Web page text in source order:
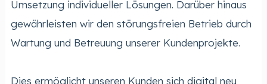
Umsetzung individueller Lösungen. Darüber hinaus
gewährleisten wir den störungsfreien Betrieb durch
Wartung und Betreuung unserer Kundenprojekte.
Dies ermöglicht unseren Kunden sich digital neu